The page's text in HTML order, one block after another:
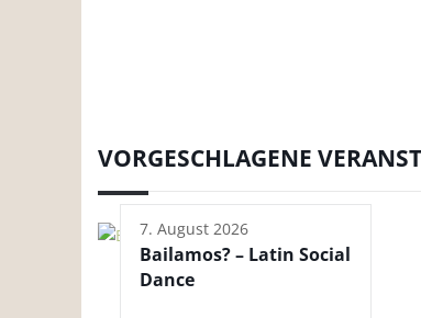
VORGESCHLAGENE
7. August 2026
Bailamos? – Latin Social
Dance